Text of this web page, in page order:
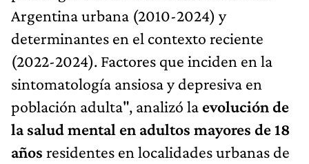
Argentina urbana (2010-2024) y
determinantes en el contexto reciente
(2022-2024). Factores que inciden en la
sintomatología ansiosa y depresiva en
población adulta", analizó la evolución de
la salud mental en adultos mayores de 18
años residentes en localidades urbanas de